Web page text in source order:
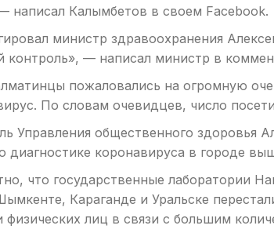
написал Калымбетов в своем Facebook.
министр здравоохранения
контроль», — написал министр в
пожаловались на огромную
По словам очевидцев, число
Управления общественного
диагностике коронавируса в городе
что государственные лаборатории
Караганде и Уральске
физических лиц в связи с большим